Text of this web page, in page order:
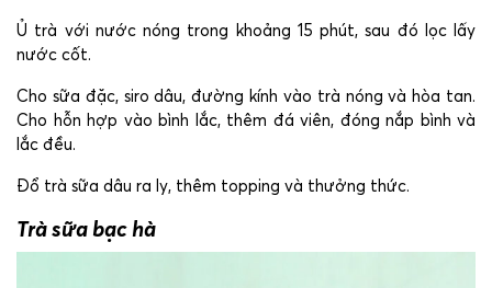
Ủ trà với nước nóng trong khoảng 15 phút, sau đó lọc lấy
nước cốt.
Cho sữa đặc, siro dâu, đường kính vào trà nóng và hòa tan.
Cho hỗn hợp vào bình lắc, thêm đá viên, đóng nắp bình và
lắc đều.
Đổ trà sữa dâu ra ly, thêm topping và thưởng thức.
Trà sữa bạc hà